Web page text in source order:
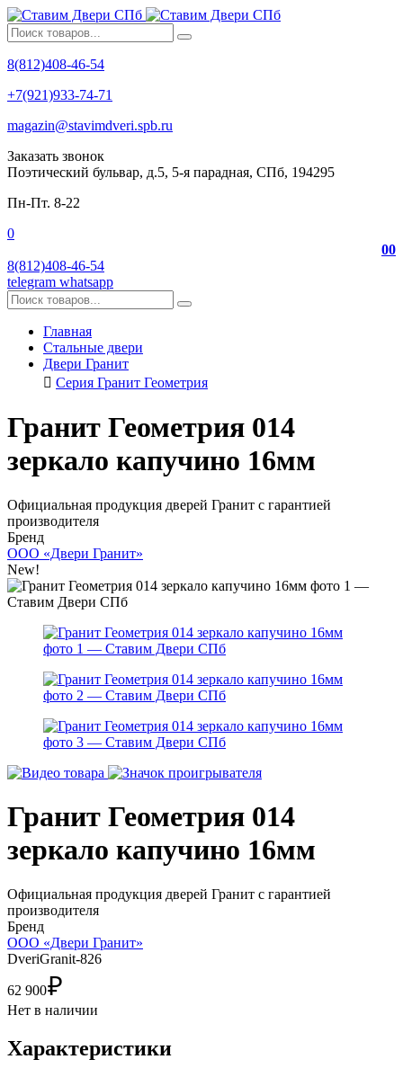
8(812)408-46-54
+7(921)933-74-71
magazin@stavimdveri.spb.ru
Заказать звонок
Поэтический бульвар, д.5, 5-я парадная, СПб, 194295
Пн-Пт. 8-22
0
00
8(812)408-46-54
telegram whatsapp
Главная
Стальные двери
Двери Гранит
Серия Гранит Геометрия
Гранит Геометрия 014
зеркало капучино 16мм
Официальная продукция дверей Гранит с гарантией
производителя
Бренд
ООО «Двери Гранит»
New!
Гранит Геометрия 014
зеркало капучино 16мм
Официальная продукция дверей Гранит с гарантией
производителя
Бренд
ООО «Двери Гранит»
DveriGranit-826
62 900₽
Нет в наличии
Характеристики